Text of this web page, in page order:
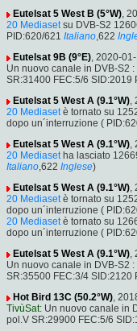
Eutelsat 5 West B (5°W),
20 Mediasetsu DVB-S2
PID:620/621 Italiano,622
Eutelsat 9B (9°E), 2020-01-
Un nuovo canale in DVB-S2 :
SR:31400 FEC:5/6 SID:2019
Eutelsat 5 West A (9.1°W),
20 Mediasetè tornato su
dopo un´interruzione (
Eutelsat 5 West A (9.1°W),
20 Mediasetha lasciato
Italiano,622 Inglese)
Eutelsat 5 West A (9.1°W),
20 Mediasetè tornato su
dopo un´interruzione (
20 Mediasetè tornato su
dopo un´interruzione (
Eutelsat 5 West A (9.1°W),
Un nuovo canale in DVB-S2 :
SR:35500 FEC:3/4 SID:2120
Hot Bird 13C (50.2°W),
TivùSat: Un nuovo canale in
pol.V SR:29900 FEC:5/6